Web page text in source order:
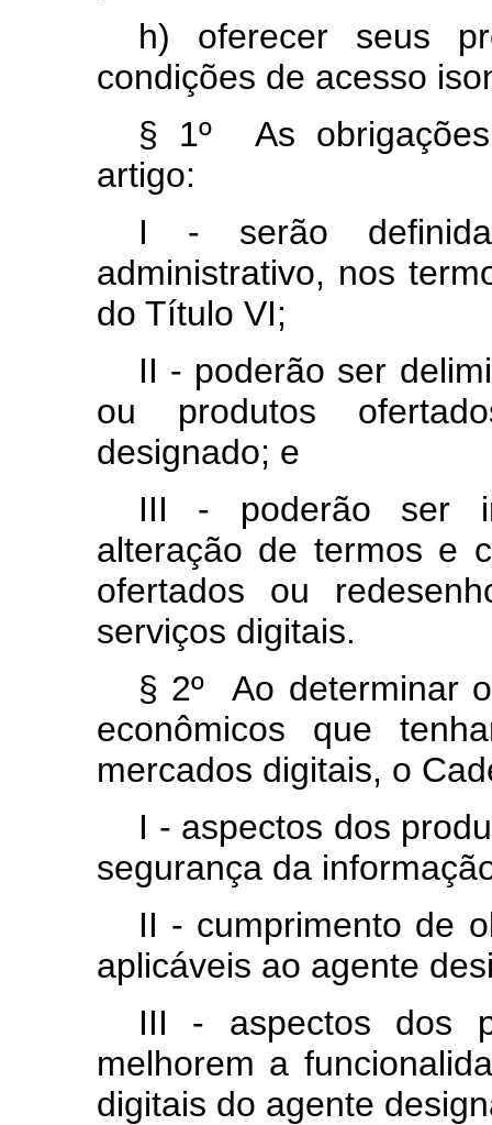
h) oferecer seus
condições de acesso
§ 1º As
artigo:
I - serão
administrativo, nos
do Título VI;
II - poderão ser
ou produtos
designado; e
III - poderão ser
alteração de termos e
ofertados ou
serviços digitais.
§ 2º Ao determinar
econômicos que
mercados digitais, o
I - aspectos dos
segurança da
II - cumprimento de
aplicáveis ao agente
III - aspectos dos
melhorem a
digitais do agente